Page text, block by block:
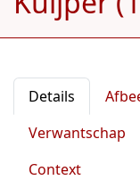
Details
Verwantschap
Context